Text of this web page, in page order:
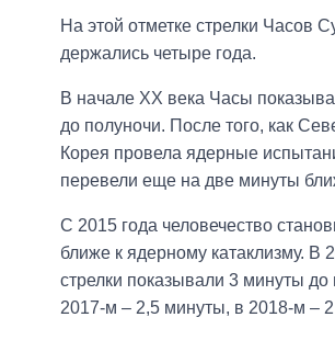
На этой отметке стрелки Часов
держались четыре года.
В начале ХХ века Часы
до полуночи. После того, как
Корея провела ядерные
перевели еще на две минуты
С 2015 года человечество
ближе к ядерному катаклизму. В
стрелки показывали 3 минуты до
2017-м – 2,5 минуты, в 2018-м –